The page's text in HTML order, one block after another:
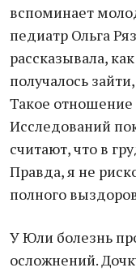
вспоминает
педиатр Ольга
рассказывала,
получалось
Такое
Исследований
считают, что в
Правда, я не
полного
У Юли болезнь
осложнений.